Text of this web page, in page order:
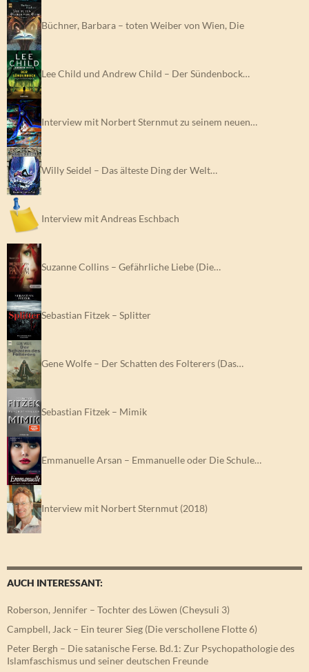
Büchner, Barbara – toten Weiber von Wien, Die
Lee Child und Andrew Child – Der Sündenbock…
Interview mit Norbert Sternmut zu seinem neuen…
Willy Seidel – Das älteste Ding der Welt…
Interview mit Andreas Eschbach
Suzanne Collins – Gefährliche Liebe (Die…
Sebastian Fitzek – Splitter
Gene Wolfe – Der Schatten des Folterers (Das…
Sebastian Fitzek – Mimik
Emmanuelle Arsan – Emmanuelle oder Die Schule…
Interview mit Norbert Sternmut (2018)
AUCH INTERESSANT:
Roberson, Jennifer – Tochter des Löwen (Cheysuli 3)
Campbell, Jack – Ein teurer Sieg (Die verschollene Flotte 6)
Peter Bergh – Die satanische Ferse. Bd.1: Zur Psychopathologie des
Islamfaschismus und seiner deutschen Freunde